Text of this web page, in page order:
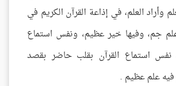
وأراد العلم، في إذاعة القرآن الكريم في
جم، وفيها خير عظيم، ونفس استماع
نفس استماع القرآن بقلب حاضر بقصد
فيه علم عظيم .